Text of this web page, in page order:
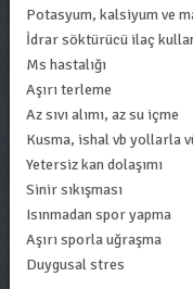
Potasyum, kalsiyum ve
İdrar söktürücü ilaç
Ms hastalığı
Aşırı terleme
Az sıvı alımı, az su içme
Kusma, ishal vb yollarla
Yetersiz kan dolaşımı
Sinir sıkışması
Isınmadan spor yapma
Aşırı sporla uğraşma
Duygusal stres